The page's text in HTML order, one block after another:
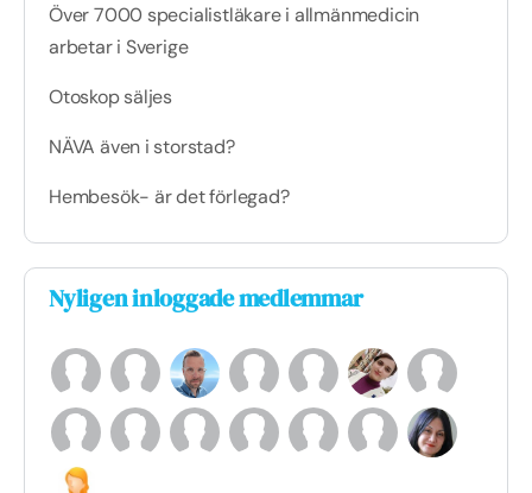
Över 7000 specialistläkare i allmänmedicin
arbetar i Sverige
Otoskop säljes
NÄVA även i storstad?
Hembesök- är det förlegad?
Nyligen inloggade medlemmar